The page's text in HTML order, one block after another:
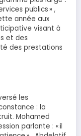
publics » ,
année aux
visant à
et des
des prestations
les
: la
Mohamed
parlante : « il